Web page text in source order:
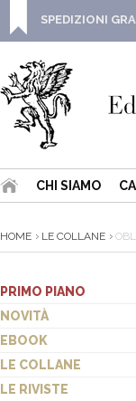
SPEDIZIONI
CHI SIAMO
HOME LE COLLANE
PRIMO PIANO
NOVITÀ
EBOOK
LE COLLANE
LE RIVISTE